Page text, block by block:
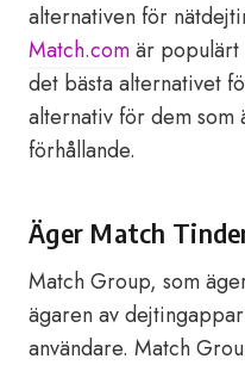
alternativen för
Match.comär
det bästa alternativet
alternativ för dem
förhållande.
Äger Match
Match Group, som
ägaren av
användare. Match